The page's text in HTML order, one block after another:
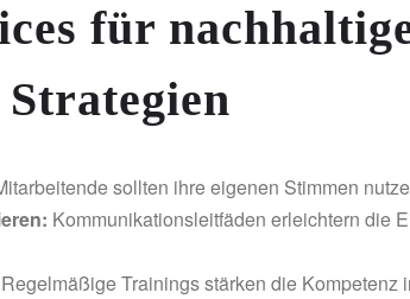
für
sollten ihre eigenen Stimmen
Kommunikationsleitfäden erleichtern die
Regelmäßige Trainings stärken die Kompetenz